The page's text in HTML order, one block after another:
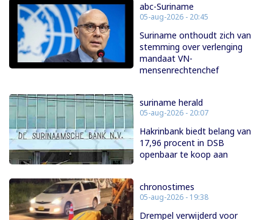
abc-Suriname
05-aug-2026 - 20:45
Suriname onthoudt zich van
stemming over verlenging
mandaat VN-
mensenrechtenchef
suriname herald
05-aug-2026 - 20:07
Hakrinbank biedt belang van
17,96 procent in DSB
openbaar te koop aan
chronostimes
05-aug-2026 - 19:38
Drempel verwijderd voor